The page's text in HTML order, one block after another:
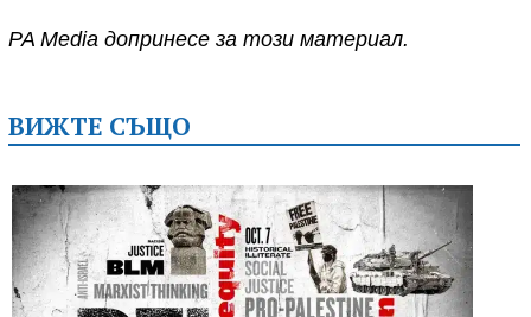
PA Media допринесе за този материал.
ВИЖТЕ СЪЩО